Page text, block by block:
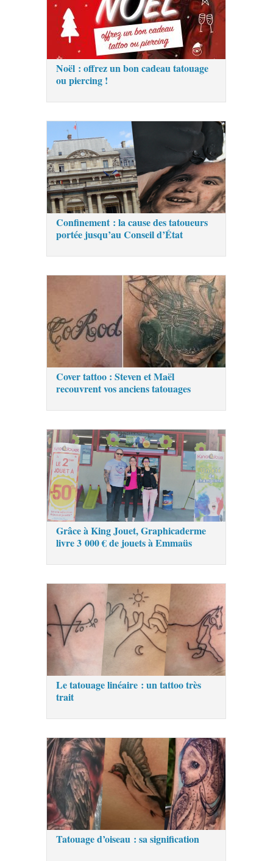
Noël : offrez un bon cadeau tatouage
ou piercing !
Confinement : la cause des tatoueurs
portée jusqu’au Conseil d’État
Cover tattoo : Steven et Maël
recouvrent vos anciens tatouages
Grâce à King Jouet, Graphicaderme
livre 3 000 € de jouets à Emmaüs
Le tatouage linéaire : un tattoo très
trait
Tatouage d’oiseau : sa signification